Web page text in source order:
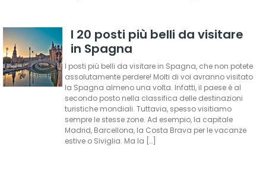
I 20 posti più belli da visitare
in Spagna
I posti più belli da visitare in Spagna, che non potete
assolutamente perdere! Molti di voi avranno visitato
la Spagna almeno una volta. Infatti, il paese è al
secondo posto nella classifica delle destinazioni
turistiche mondiali. Tuttavia, spesso visitiamo
sempre le stesse zone. Ad esempio, la capitale
Madrid, Barcellona, la Costa Brava per le vacanze
estive o Siviglia. Ma la […]